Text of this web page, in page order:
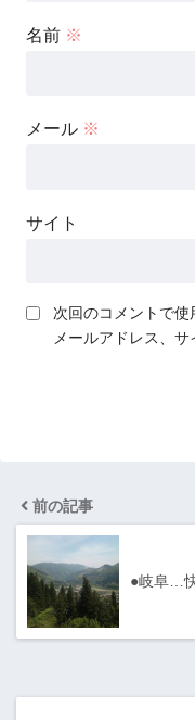
名前 ※
メール ※
サイト
次回のコメントで使
メールアドレス、サ
前の記事
●岐阜…